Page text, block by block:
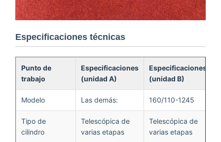
Especificaciones técnicas
Punto de
trabajo
Especificaciones
(unidad A)
Especificaciones
(unidad B)
Modelo Las demás: 160/110-1245
Tipo de
cilindro
Telescópica de
varias etapas
Telescópica de
varias etapas